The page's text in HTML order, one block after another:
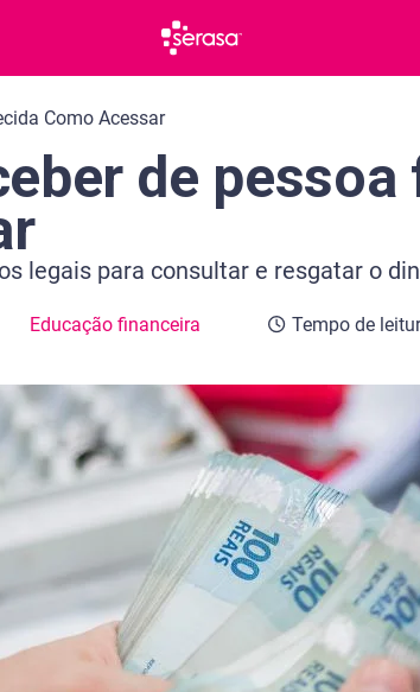
Como Acessar
de pessoa
legais para consultar e resgatar o
Educação financeira Tempo de